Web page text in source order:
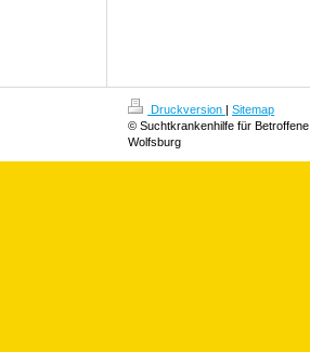
Druckversion | Sitemap
© Suchtkrankenhilfe für
Wolfsburg